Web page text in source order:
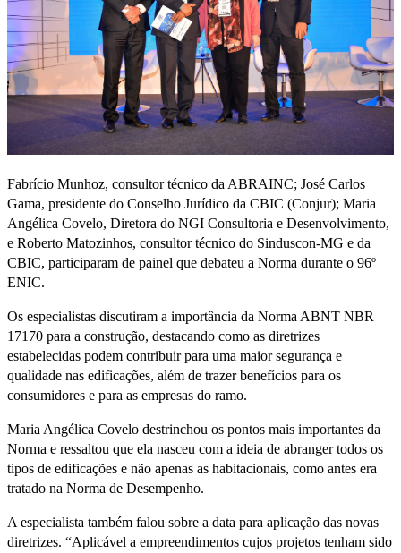
Fabrício Munhoz, consultor técnico da ABRAINC; José Carlos
Gama, presidente do Conselho Jurídico da CBIC (Conjur); Maria
Angélica Covelo, Diretora do NGI Consultoria e Desenvolvimento,
e Roberto Matozinhos, consultor técnico do Sinduscon-MG e da
CBIC, participaram de painel que debateu a Norma durante o 96º
ENIC.
Os especialistas discutiram a importância da Norma ABNT NBR
17170 para a construção, destacando como as diretrizes
estabelecidas podem contribuir para uma maior segurança e
qualidade nas edificações, além de trazer benefícios para os
consumidores e para as empresas do ramo.
Maria Angélica Covelo destrinchou os pontos mais importantes da
Norma e ressaltou que ela nasceu com a ideia de abranger todos os
tipos de edificações e não apenas as habitacionais, como antes era
tratado na Norma de Desempenho.
A especialista também falou sobre a data para aplicação das novas
diretrizes. “Aplicável a empreendimentos cujos projetos tenham sido